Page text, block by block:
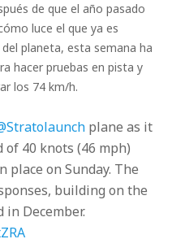
de que el año pasado
luce el que ya es
planeta, esta semana ha
hacer pruebas en pista y
los 74 km/h.
plane as it
of 40 knots (46 mph)
on Sunday. The
building on the
December.